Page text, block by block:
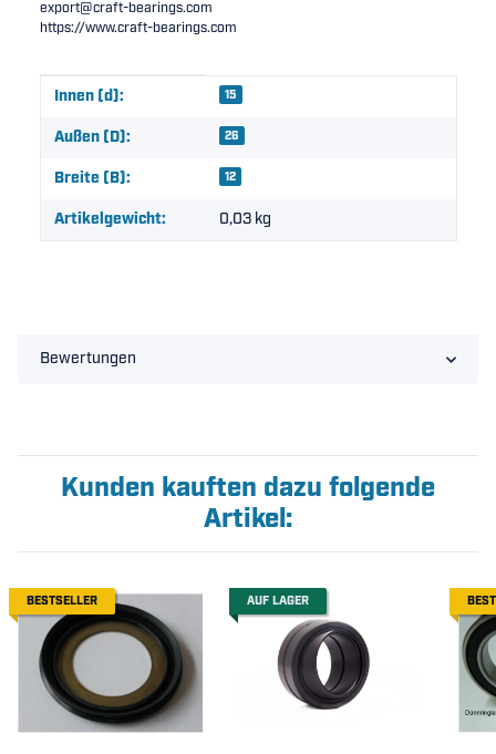
export@craft-bearings.com
https://www.craft-bearings.com
Produkteigenschaft
Wert
Innen (d): 15
Außen (D): 26
Breite (B): 12
Artikelgewicht: 0,03 kg
Bewertungen
Kunden kauften dazu folgende
Artikel:
BESTSELLER AUF LAGER